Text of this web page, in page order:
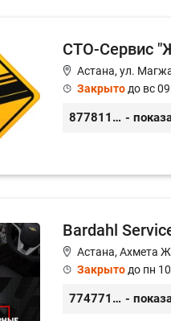
СТО-Сервис
Астана, ул.
Закрытодо вс
87781117885 -
Bardahl
Астана, Ахмета
Закрытодо пн
77477104703 -